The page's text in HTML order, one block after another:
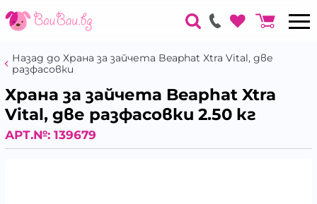
Назад до Храна за зайчета Beaphat Xtra Vital, две
разфасовки
Храна за зайчета Beaphat Xtra
Vital, две разфасовки 2.50 кг
АРТ.№: 139679